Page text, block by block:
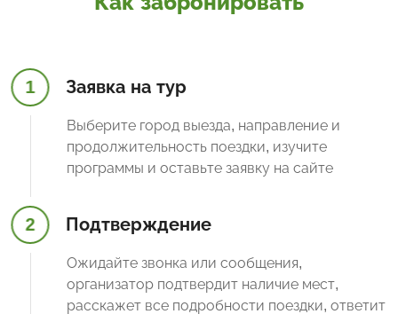
1 Заявка на тур
Выберите город выезда, направление и
продолжительность поездки, изучите
программы и оставьте заявку на сайте
2 Подтверждение
Ожидайте звонка или сообщения,
организатор подтвердит наличие мест,
расскажет все подробности поездки, ответит